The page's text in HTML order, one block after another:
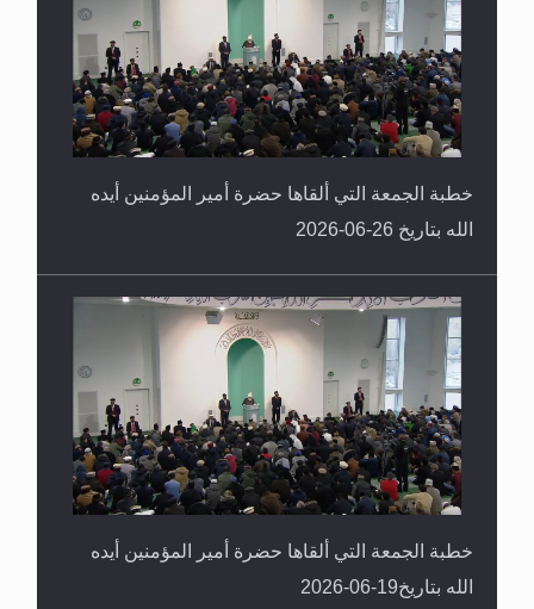
خطبة الجمعة التي ألقاها حضرة أمير المؤمنين أيده
الله بتاريخ 26-06-2026
خطبة الجمعة التي ألقاها حضرة أمير المؤمنين أيده
الله بتاريخ19-06-2026